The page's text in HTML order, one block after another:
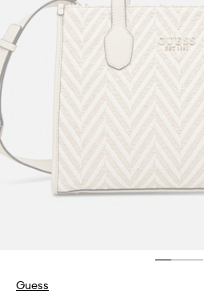
Guess